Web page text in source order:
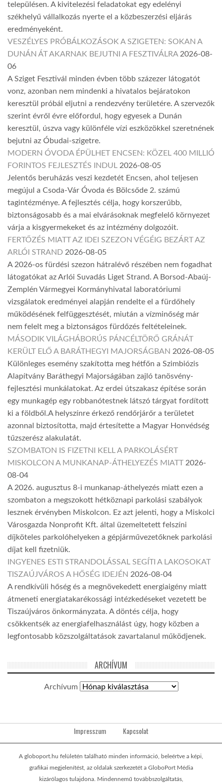
településen. A kivitelezési feladatokat egy edelényi
székhelyű vállalkozás nyerte el a közbeszerzési eljárás
eredményeként.
VESZÉLYES PRÓBÁLKOZÁSOK A SZIGETEN: SOKAN A
DUNÁN ÁT AKARNAK BEJUTNI A FESZTIVÁLRA 2026-08-
06
A Sziget Fesztivál minden évben több százezer látogatót
vonz, azonban nem mindenki a hivatalos bejáratokon
keresztül próbál eljutni a rendezvény területére. A szervezők
szerint évről évre előfordul, hogy egyesek a Dunán
keresztül, úszva vagy különféle vízi eszközökkel szeretnének
bejutni az Óbudai-szigetre.
MODERN ÓVODA ÉPÜLHET ENCSEN: KÖZEL 400 MILLIÓ
FORINTOS FEJLESZTÉS INDUL 2026-08-05
Jelentős beruházás veszi kezdetét Encsen, ahol teljesen
megújul a Csoda-Vár Óvoda és Bölcsőde 2. számú
tagintézménye. A fejlesztés célja, hogy korszerűbb,
biztonságosabb és a mai elvárásoknak megfelelő környezet
várja a kisgyermekeket és az intézmény dolgozóit.
FERTŐZÉS MIATT AZ IDEI SZEZON VÉGÉIG BEZÁRT AZ
ARLÓI STRAND 2026-08-05
A 2026-os fürdési szezon hátralévő részében nem fogadhat
látogatókat az Arlói Suvadás Liget Strand. A Borsod-Abaúj-
Zemplén Vármegyei Kormányhivatal laboratóriumi
vizsgálatok eredményei alapján rendelte el a fürdőhely
működésének felfüggesztését, miután a vízminőség már
nem felelt meg a biztonságos fürdőzés feltételeinek.
MÁSODIK VILÁGHÁBORÚS PÁNCÉLTÖRŐ GRÁNÁT
KERÜLT ELŐ A BARÁTHEGYI MAJORSÁGBAN 2026-08-05
Különleges esemény szakította meg hétfőn a Szimbiózis
Alapítvány Baráthegyi Majorságában zajló tanösvény-
fejlesztési munkálatokat. Az erdei útszakasz építése során
egy munkagép egy robbanótestnek látszó tárgyat fordított
ki a földből.A helyszínre érkező rendőrjárőr a területet
azonnal biztosította, majd értesítette a Magyar Honvédség
tűzszerész alakulatát.
SZOMBATON IS FIZETNI KELL A PARKOLÁSÉRT
MISKOLCON A MUNKANAP-ÁTHELYEZÉS MIATT 2026-
08-04
A 2026. augusztus 8-i munkanap-áthelyezés miatt ezen a
szombaton a megszokott hétköznapi parkolási szabályok
lesznek érvényben Miskolcon. Ez azt jelenti, hogy a Miskolci
Városgazda Nonprofit Kft. által üzemeltetett felszíni
díjköteles parkolóhelyeken a gépjárművezetőknek parkolási
díjat kell fizetniük.
INGYENES ESTI STRANDOLÁSSAL SEGÍTI A LAKOSOKAT
TISZAÚJVÁROS A HŐSÉG IDEJÉN 2026-08-04
A rendkívüli hőség és a megnövekedett energiaigény miatt
átmeneti energiatakarékossági intézkedéseket vezetett be
Tiszaújváros önkormányzata. A döntés célja, hogy
csökkentsék az energiafelhasználást úgy, hogy közben a
legfontosabb közszolgáltatások zavartalanul működjenek.
ARCHÍVUM
Archívum
Impresszum Kapcsolat
A globoport.hu felületén található minden információ, beleértve a képi,
grafikai megjelenítést, az oldalak szerkezetét a GloboPort Média
kizárólagos tulajdona. Mindennemű továbbszolgáltatás,